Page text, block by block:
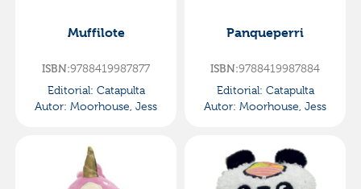
Muffilote
ISBN:9788419987877
Editorial: Catapulta
Autor: Moorhouse, Jess
Panqueperri
ISBN:9788419987884
Editorial: Catapulta
Autor: Moorhouse, Jess